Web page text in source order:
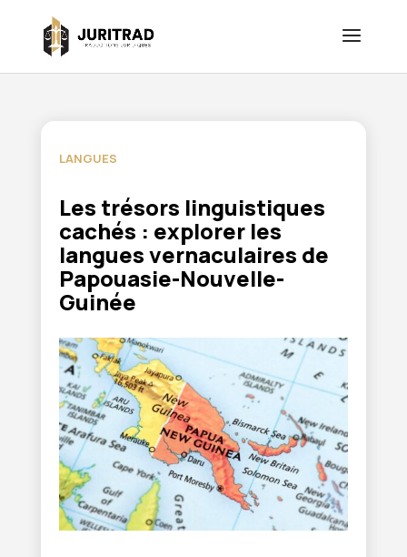
LANGUES
Les trésors linguistiques
cachés : explorer les
langues vernaculaires de
Papouasie-Nouvelle-
Guinée